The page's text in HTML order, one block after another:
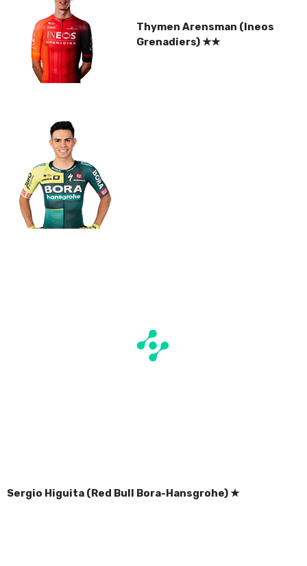
Thymen Arensman (Ineos
Grenadiers)★★
Sergio Higuita (Red Bull Bora-Hansgrohe)★